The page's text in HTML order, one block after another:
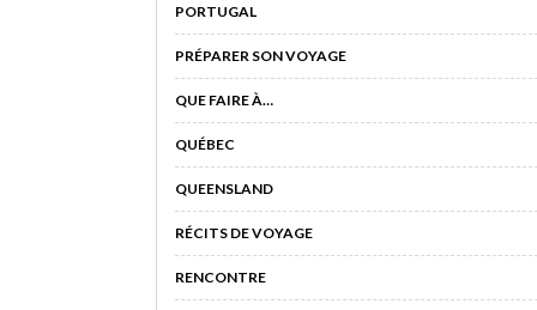
PORTUGAL
PRÉPARER SON VOYAGE
QUE FAIRE À…
QUÉBEC
QUEENSLAND
RÉCITS DE VOYAGE
RENCONTRE